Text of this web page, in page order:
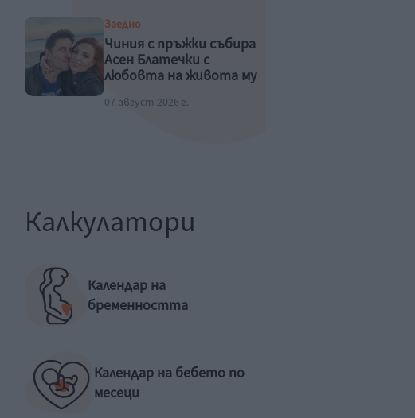
Заедно
Чиния с пръжки събира
Асен Блатечки с
любовта на живота му
07 август 2026 г.
Калкулатори
Календар на
бременността
Календар на бебето по
месеци